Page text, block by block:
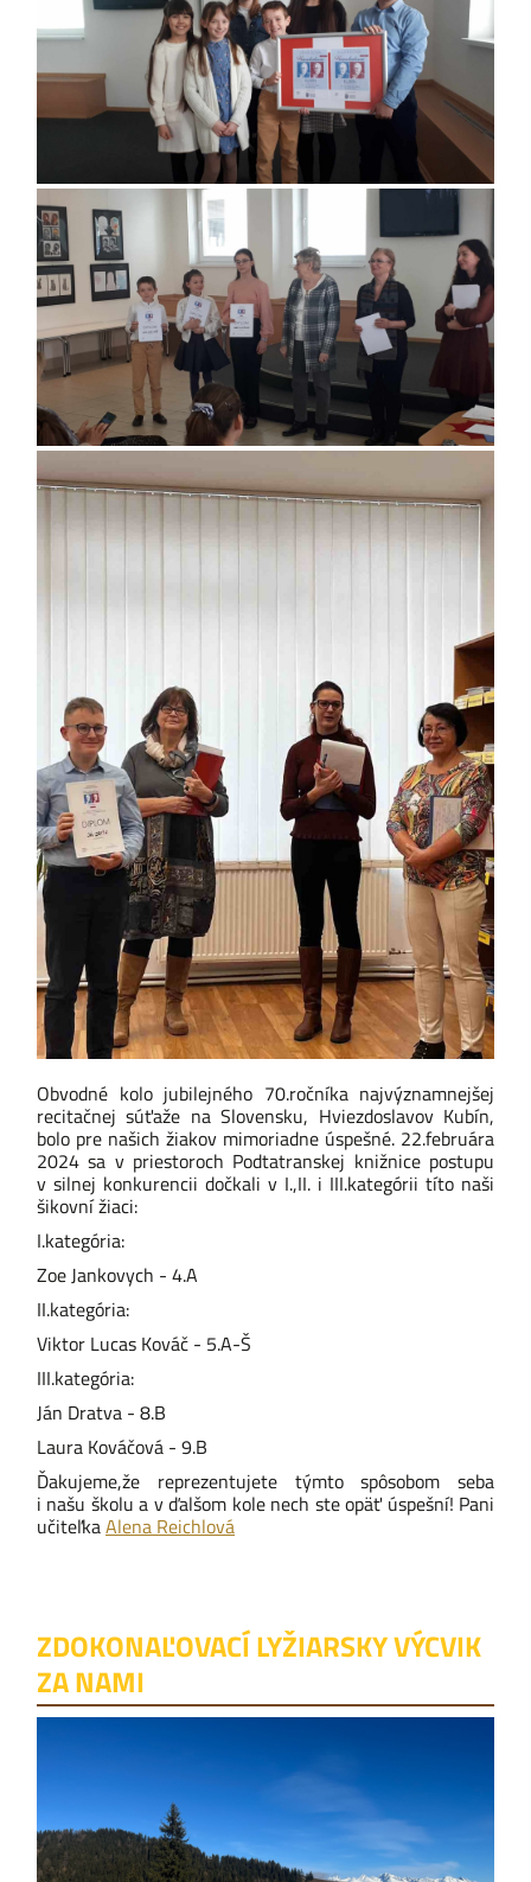
Obvodné kolo jubilejného 70.ročníka najvýznamnejšej
recitačnej súťaže na Slovensku, Hviezdoslavov Kubín,
bolo pre našich žiakov mimoriadne úspešné. 22.februára
2024 sa v priestoroch Podtatranskej knižnice postupu
v silnej konkurencii dočkali v I.,II. i III.kategórii títo naši
šikovní žiaci:
I.kategória:
Zoe Jankovych - 4.A
II.kategória:
Viktor Lucas Kováč - 5.A-Š
III.kategória:
Ján Dratva - 8.B
Laura Kováčová - 9.B
Ďakujeme,že reprezentujete týmto spôsobom seba
i našu školu a v ďalšom kole nech ste opäť úspešní! Pani
učiteľkaAlena Reichlová
ZDOKONAĽOVACÍ LYŽIARSKY VÝCVIK
ZA NAMI